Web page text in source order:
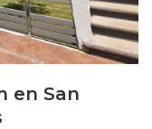
en San